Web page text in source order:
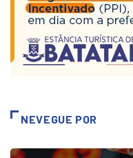
NEVEGUE POR